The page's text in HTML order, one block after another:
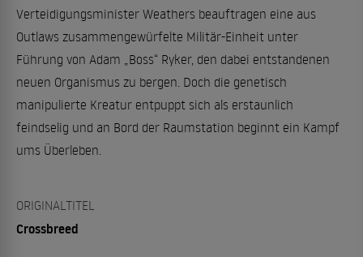
Verteidigungsminister Weathers beauftragen eine aus
Outlaws zusammengewürfelte Militär-Einheit unter
Führung von Adam „Boss“ Ryker, den dabei entstandenen
neuen Organismus zu bergen. Doch die genetisch
manipulierte Kreatur entpuppt sich als erstaunlich
feindselig und an Bord der Raumstation beginnt ein Kampf
ums Überleben.
ORIGINALTITEL
Crossbreed